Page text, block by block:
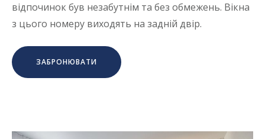
відпочинок був незабутнім та без обмежень. Вікна
з цього номеру виходять на задній двір.
ЗАБРОНЮВАТИ